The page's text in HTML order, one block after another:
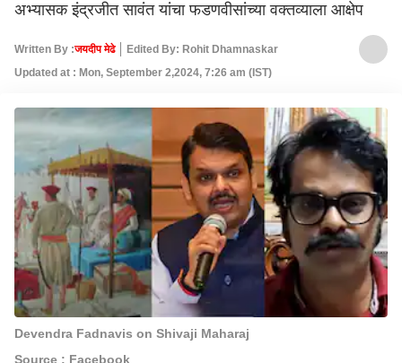
अभ्यासक इंद्रजीत सावंत यांचा फडणवीसांच्या वक्तव्याला आक्षेप
Written By :जयदीप मेढे
Edited By: Rohit Dhamnaskar
Updated at : Mon, September 2,2024, 7:26 am (IST)
Devendra Fadnavis on Shivaji Maharaj
Source : Facebook